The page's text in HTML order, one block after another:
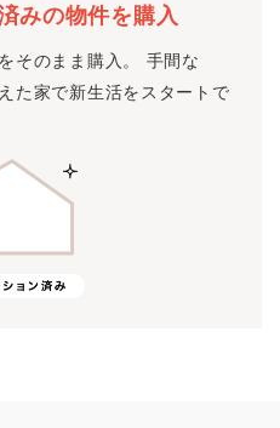
みの物件を購入
そのまま購入。 手間な
た家で新生活をスタートで